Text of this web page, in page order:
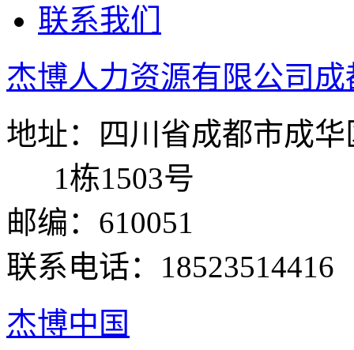
联系我们
杰博人力资源有限公司
地址：四川省成都市成
1栋1503号
邮编：610051
联系电话：18523514416
杰博中国